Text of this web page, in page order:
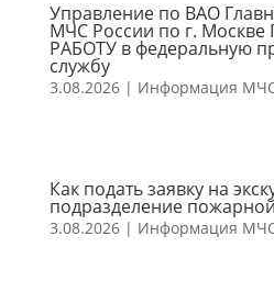
Управление по ВАО
МЧС России по г.
РАБОТУ в федеральную
службу
3.08.2026| Информация
Как подать заявку на
подразделение
3.08.2026| Информация